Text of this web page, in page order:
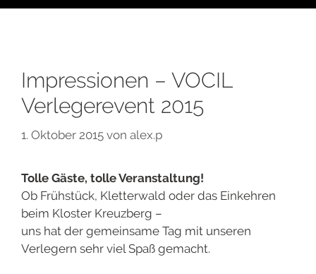
Impressionen – VOCIL
Verlegerevent 2015
1. Oktober 2015 von alex.p
Tolle Gäste, tolle Veranstaltung!
Ob Frühstück, Kletterwald oder das Einkehren
beim Kloster Kreuzberg –
uns hat der gemeinsame Tag mit unseren
Verlegern sehr viel Spaß gemacht.